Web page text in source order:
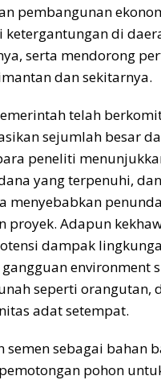
pembangunan
ketergantungan di
serta mendorong
dan sekitarnya.
telah
sejumlah besar
peneliti
yang terpenuhi,
menyebabkan
proyek. Adapun
dampak
environment
seperti orangutan,
adat setempat.
semen sebagai bahan
pohon